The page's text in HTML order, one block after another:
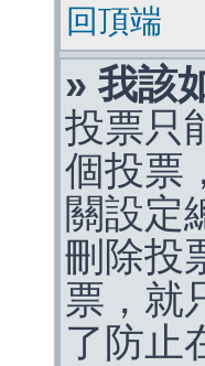
回頂端
» 我該
投票只
個投票
關設定
刪除投
票，就
了防止